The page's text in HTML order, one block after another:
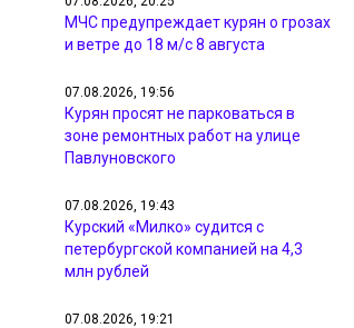
МЧС предупреждает курян о грозах
и ветре до 18 м/с 8 августа
07.08.2026, 19:56
Курян просят не парковаться в
зоне ремонтных работ на улице
Павлуновского
07.08.2026, 19:43
Курский «Милко» судится с
петербургской компанией на 4,3
млн рублей
07.08.2026, 19:21